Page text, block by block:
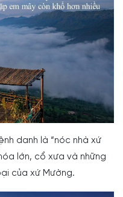
danh là “nóc nhà xứ
lớn, cổ xưa và những
của xứ Mường.